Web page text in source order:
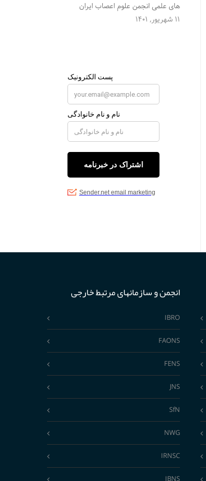
های علمی انجمن علوم اعصاب ایران
11 شهریور, 1401
انجمن و سازمانهای مرتبط خارجی
IBRO
FAONS
FENS
JNS
SfN
NWG
IRNSC
IBNS